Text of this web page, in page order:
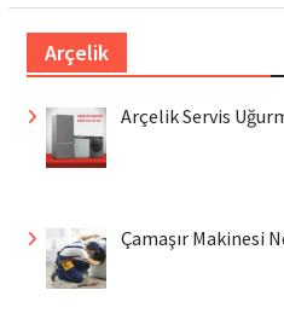
Arçelik
Arçelik Servis
Çamaşır Makinesi